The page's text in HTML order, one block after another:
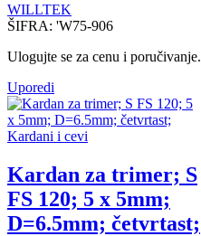
WILLTEK
ŠIFRA: 'W75-906
Ulogujte se za cenu i poručivanje.
Uporedi
Kardani i cevi
Kardan za trimer; S
FS 120; 5 x 5mm;
D=6.5mm; četvrtast;